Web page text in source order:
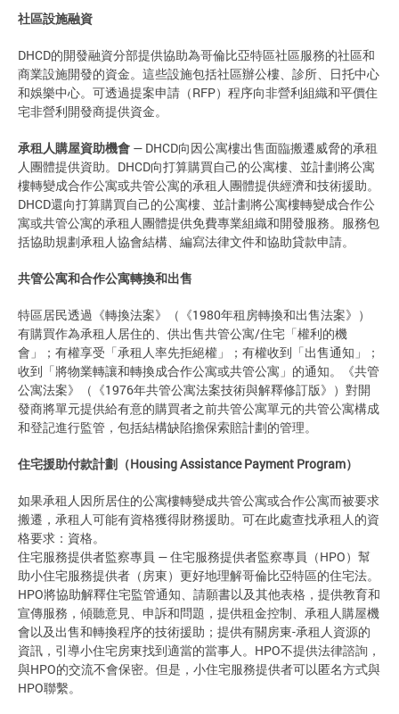
社區設施融資
DHCD的開發融資分部提供協助為哥倫比亞特區社區服務的社區和
商業設施開發的資金。這些設施包括社區辦公樓、診所、日托中心
和娛樂中心。可透過提案申請（RFP）程序向非營利組織和平價住
宅非營利開發商提供資金。
承租人購屋資助機會 — DHCD向因公寓樓出售面臨搬遷威脅的承租
人團體提供資助。DHCD向打算購買自己的公寓樓、並計劃將公寓
樓轉變成合作公寓或共管公寓的承租人團體提供經濟和技術援助。
DHCD還向打算購買自己的公寓樓、並計劃將公寓樓轉變成合作公
寓或共管公寓的承租人團體提供免費專業組織和開發服務。服務包
括協助規劃承租人協會結構、編寫法律文件和協助貸款申請。
共管公寓和合作公寓轉換和出售
特區居民透過《轉換法案》（《1980年租房轉換和出售法案》）
有購買作為承租人居住的、供出售共管公寓/住宅「權利的機
會」；有權享受「承租人率先拒絕權」；有權收到「出售通知」；
收到「將物業轉讓和轉換成合作公寓或共管公寓」的通知。《共管
公寓法案》（《1976年共管公寓法案技術與解釋修訂版》）對開
發商將單元提供給有意的購買者之前共管公寓單元的共管公寓構成
和登記進行監管，包括結構缺陷擔保索賠計劃的管理。
住宅援助付款計劃（Housing Assistance Payment Program）
如果承租人因所居住的公寓樓轉變成共管公寓或合作公寓而被要求
搬遷，承租人可能有資格獲得財務援助。可在此處查找承租人的資
格要求：資格。
住宅服務提供者監察專員 — 住宅服務提供者監察專員（HPO）幫
助小住宅服務提供者（房東）更好地理解哥倫比亞特區的住宅法。
HPO將協助解釋住宅監管通知、請願書以及其他表格，提供教育和
宣傳服務，傾聽意見、申訴和問題，提供租金控制、承租人購屋機
會以及出售和轉換程序的技術援助；提供有關房東-承租人資源的
資訊，引導小住宅房東找到適當的當事人。HPO不提供法律諮詢，
與HPO的交流不會保密。但是，小住宅服務提供者可以匿名方式與
HPO聯繫。